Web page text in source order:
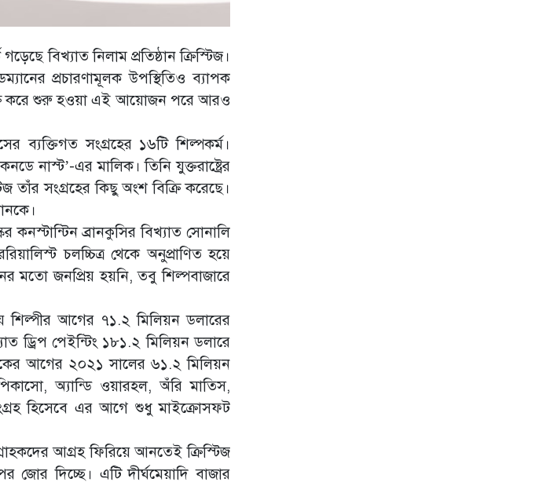
বিখ্যাত নিলাম প্রতিষ্ঠান ক্রিস্টিজ।
প্রচারণামূলক উপস্থিতিও ব্যাপক
করে শুরু হওয়া এই আয়োজন পরে আরও
ব্যক্তিগত সংগ্রহের ১৬টি শিল্পকর্ম।
নাস্ট’-এর মালিক। তিনি যুক্তরাষ্ট্রের
তাঁর সংগ্রহের কিছু অংশ বিক্রি করেছে।
কনস্টান্টিন ব্রানকুসির বিখ্যাত সোনালি
চলচ্চিত্র থেকে অনুপ্রাণিত হয়ে
মতো জনপ্রিয় হয়নি, তবু শিল্পবাজারে
শিল্পীর আগের ৭১.২ মিলিয়ন ডলারের
ড্রিপ পেইন্টিং ১৮১.২ মিলিয়ন ডলারে
আগের ২০২১ সালের ৬১.২ মিলিয়ন
অ্যান্ডি ওয়ারহল, অঁরি মাতিস,
হিসেবে এর আগে শুধু মাইক্রোসফট
আগ্রহ ফিরিয়ে আনতেই ক্রিস্টিজ
দিচ্ছে। এটি দীর্ঘমেয়াদি বাজার